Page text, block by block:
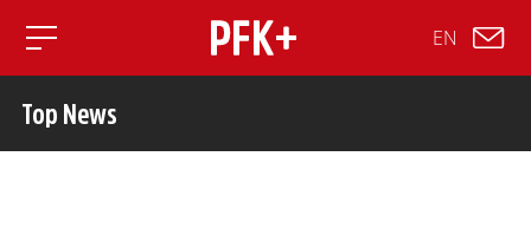
Toggle mobile navigation
EN
Top News